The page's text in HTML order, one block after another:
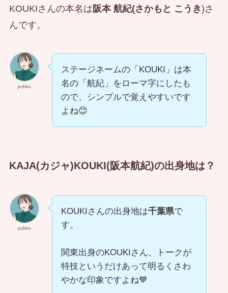
KOUKIさんの本名は 阪本 航紀(さかもと こうき)さ
んです。
yukko
ステージネームの「KOUKI」は本
名の「航紀」をローマ字にしたも
ので、シンプルで覚えやすいです
よね😊
KAJA(カジャ)KOUKI(阪本航紀)の出身地は？
yukko
KOUKIさんの出身地は千葉県で
す。
関東出身のKOUKIさん、トークが
特技というだけあって明るくさわ
やかな印象ですよね💙